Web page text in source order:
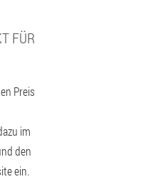
FÜR
Preis
im
den
ein.